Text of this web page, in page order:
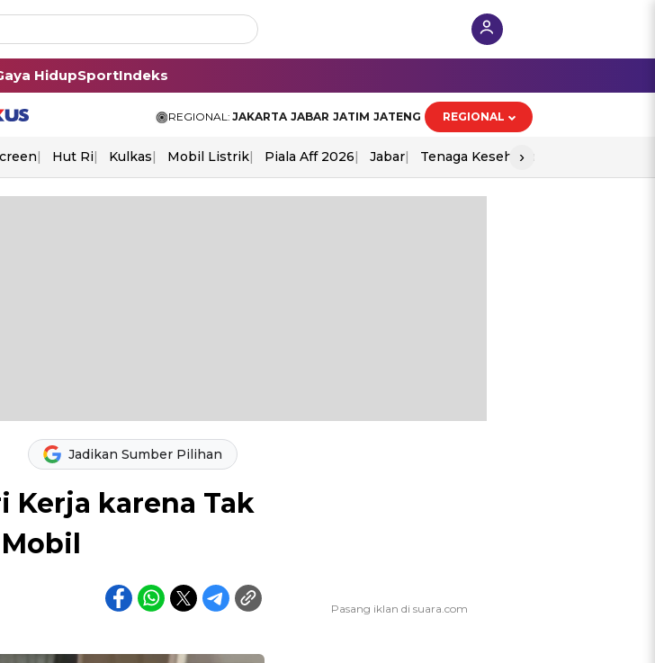
HidupSportIndeks
REGIONAL: JAKARTA JABAR JATIM JATENG REGIONAL
Hut Ri Kulkas Mobil Listrik Piala Aff 2026 Jabar Tenaga Kesehatan
›
Jadikan Sumber Pilihan
Kerja karena Tak